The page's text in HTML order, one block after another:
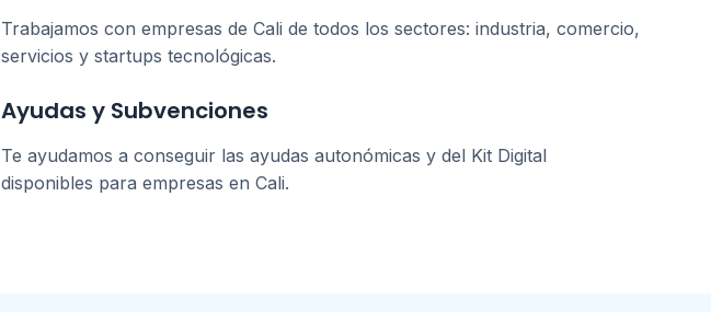
Trabajamos con empresas de Cali de todos los sectores: industria, comercio,
servicios y startups tecnológicas.
Ayudas y Subvenciones
Te ayudamos a conseguir las ayudas autonómicas y del Kit Digital
disponibles para empresas en Cali.